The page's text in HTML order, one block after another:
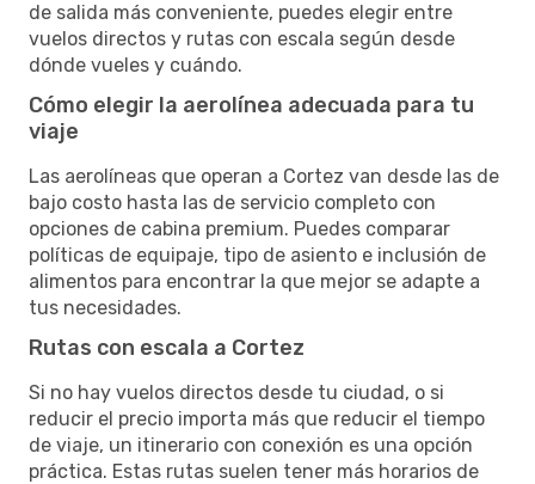
de salida más conveniente, puedes elegir entre
vuelos directos y rutas con escala según desde
dónde vueles y cuándo.
Cómo elegir la aerolínea adecuada para tu
viaje
Las aerolíneas que operan a Cortez van desde las de
bajo costo hasta las de servicio completo con
opciones de cabina premium. Puedes comparar
políticas de equipaje, tipo de asiento e inclusión de
alimentos para encontrar la que mejor se adapte a
tus necesidades.
Rutas con escala a Cortez
Si no hay vuelos directos desde tu ciudad, o si
reducir el precio importa más que reducir el tiempo
de viaje, un itinerario con conexión es una opción
práctica. Estas rutas suelen tener más horarios de